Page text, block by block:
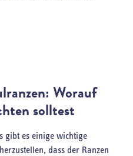
Worauf
solltest
gibt es einige wichtige
dass der Ranzen